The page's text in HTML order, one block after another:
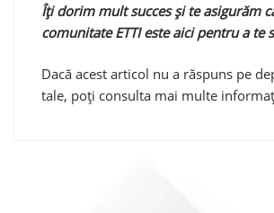
Îți dorim mult succes și te asigurăm
comunitate ETTI este aici pentru a te
Dacă acest articol nu a răspuns pe
tale, poți consulta mai multe